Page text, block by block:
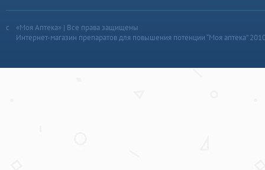
«Моя Аптека» | Все права защищены
Интернет-магазин препаратов для повышения потенции “Моя аптека”